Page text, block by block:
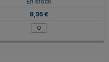
8,95 €